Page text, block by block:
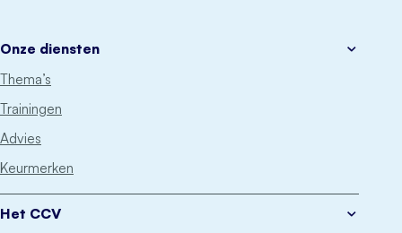
Onze diensten
Thema’s
Trainingen
Advies
Keurmerken
Het CCV